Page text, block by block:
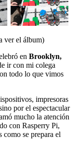
ver el álbum)
en Brooklyn,
ir con mi colega
todo lo que vimos
impresoras
por el espectacular
mucho la atención
con Rasperry Pi,
se prepara el